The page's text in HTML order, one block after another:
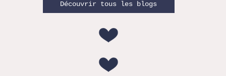
Découvrir tous les blogs